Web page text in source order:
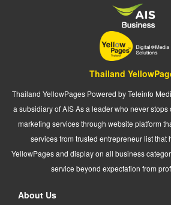
Thailand
Thailand YellowPages Powered by Teleinfo
a subsidiary of AIS As a leader who never
marketing services through website platform
services from trusted entrepreneur list that
YellowPages and display on all business
service beyond expectation from
About Us